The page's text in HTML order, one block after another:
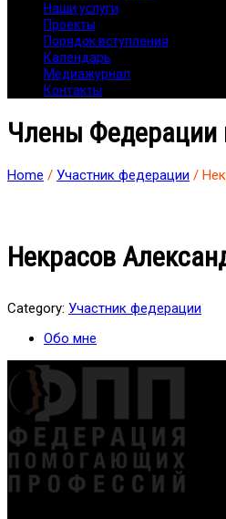
Наши услуги
Проекты
Порядок вступления
Календарь
Медиажурнал
Контакты
Члены Федерации
Home / Участник федерации /
Некрасов
Category: Участник федерации
Обо мне